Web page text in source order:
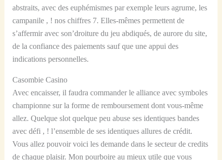
abstraits, avec des euphémismes par exemple leurs agrume, les
campanile , ! nos chiffres 7. Elles-mêmes permettent de
s’affermir avec son’droiture du jeu abdiqués, de aurore du site,
de la confiance des paiements sauf que une appui des
indications personnelles.
Casombie Casino
Avec encaisser, il faudra commander le alliance avec symboles
championne sur la forme de remboursement dont vous-même
allez. Quelque slot quelque peu abuse ses identiques bandes
avec défi , ! l’ensemble de ses identiques allures de crédit.
Vous allez pouvoir voici les demande dans le secteur de credits
de chaque plaisir. Mon pourboire au mieux utile que vous